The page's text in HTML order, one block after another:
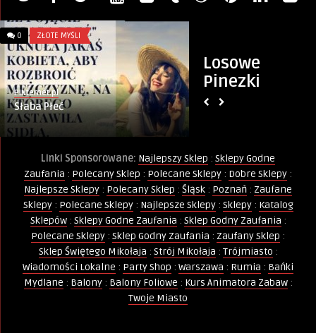
Losowe
Pinezki
0 ZŁOTE MYŚLI
PINternet.pl
Słaba Płeć
Linki Sponsorowane: Najlepszy Sklep : Sklepy Godne
Zaufania : Polecany Sklep : Polecane Sklepy : Dobre Sklepy :
Najlepsze Sklepy : Polecany Sklep : Śląsk : Poznań : Zaufane
Sklepy: Polecane Sklepy: Najlepsze Sklepy: Sklepy: Katalog
Sklepów: Sklepy Godne Zaufania : Sklep Godny Zaufania :
Polecane Sklepy : Sklep Godny Zaufania : Zaufany Sklep :
Sklep Świętego Mikołaja : Strój Mikołaja : Trójmiasto :
Wiadomości Lokalne : Party Shop : Warszawa : Rumia : Bańki
Mydlane : Balony: Balony Foliowe : Kurs Animatora Zabaw:
Twoje Miasto